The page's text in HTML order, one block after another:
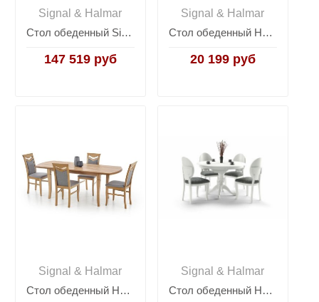
Signal & Halmar
Стол обеденный Signal WESTIN 160 раскладной (черный матовый)
147 519 руб
Signal & Halmar
Стол обеденный Halmar MOSLER (темно-серый)
20 199 руб
Signal & Halmar
Стол обеденный Halmar FRYDERYK 160/240 раскладной (дуб крафт)
Signal & Halmar
Стол обеденный Halmar WILLIAM, раскладной (белый)